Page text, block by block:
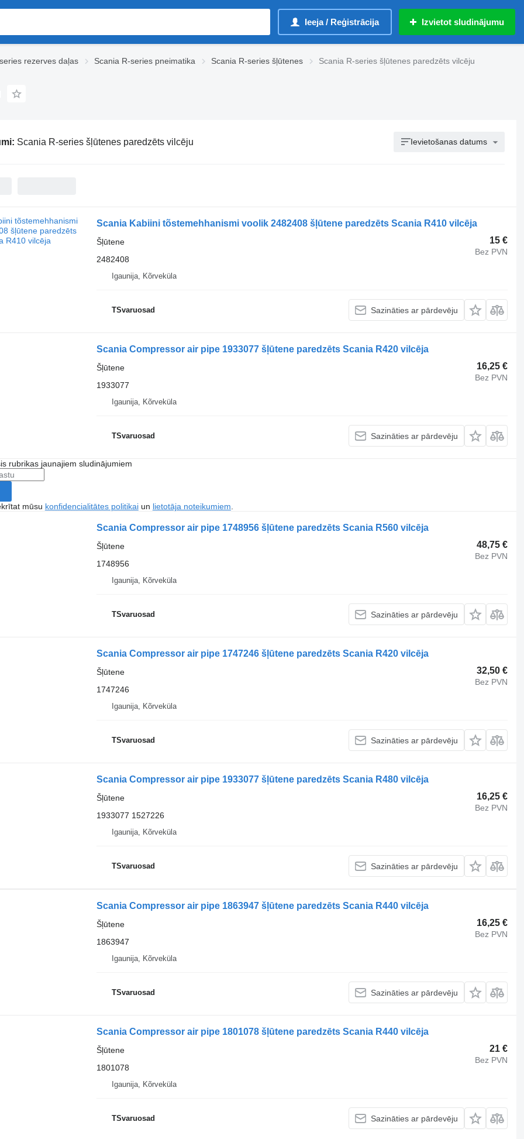
Ieeja / Reģistrācija Izvietot sludinājumu
rezerves daļas Scania R-series pneimatika Scania R-series šļūtenes Scania R-series šļūtenes paredzēts vilcēju
Scania R-series šļūtenes paredzēts vilcēju Ievietošanas datums
Scania Kabiini tõstemehhanismi voolik 2482408 šļūtene paredzēts Scania R410 vilcēja
15 €
Bez PVN
Šļūtene
2482408
Igaunija, Kõrveküla
TSvaruosad Sazināties ar pārdevēju
Scania Compressor air pipe 1933077 šļūtene paredzēts Scania R420 vilcēja
16,25 €
Bez PVN
Šļūtene
1933077
Igaunija, Kõrveküla
TSvaruosad Sazināties ar pārdevēju
rubrikas jaunajiem sludinājumiem
mūsu konfidencialitātes politikaiun lietotāja noteikumiem
Scania Compressor air pipe 1748956 šļūtene paredzēts Scania R560 vilcēja
48,75 €
Bez PVN
Šļūtene
1748956
Igaunija, Kõrveküla
TSvaruosad Sazināties ar pārdevēju
Scania Compressor air pipe 1747246 šļūtene paredzēts Scania R420 vilcēja
32,50 €
Bez PVN
Šļūtene
1747246
Igaunija, Kõrveküla
TSvaruosad Sazināties ar pārdevēju
Scania Compressor air pipe 1933077 šļūtene paredzēts Scania R480 vilcēja
16,25 €
Bez PVN
Šļūtene
1933077 1527226
Igaunija, Kõrveküla
TSvaruosad Sazināties ar pārdevēju
Scania Compressor air pipe 1863947 šļūtene paredzēts Scania R440 vilcēja
16,25 €
Bez PVN
Šļūtene
1863947
Igaunija, Kõrveküla
TSvaruosad Sazināties ar pārdevēju
Scania Compressor air pipe 1801078 šļūtene paredzēts Scania R440 vilcēja
21 €
Bez PVN
Šļūtene
1801078
Igaunija, Kõrveküla
TSvaruosad Sazināties ar pārdevēju